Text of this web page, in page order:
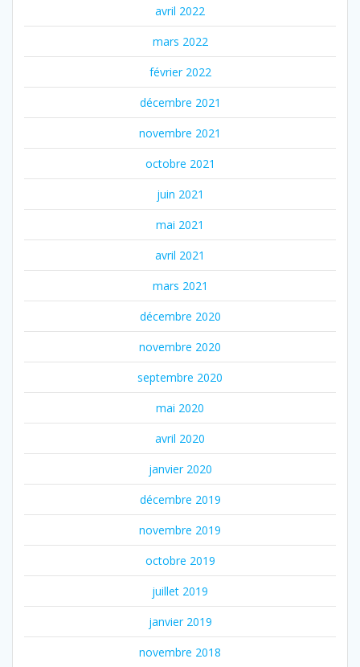
avril 2022
mars 2022
février 2022
décembre 2021
novembre 2021
octobre 2021
juin 2021
mai 2021
avril 2021
mars 2021
décembre 2020
novembre 2020
septembre 2020
mai 2020
avril 2020
janvier 2020
décembre 2019
novembre 2019
octobre 2019
juillet 2019
janvier 2019
novembre 2018